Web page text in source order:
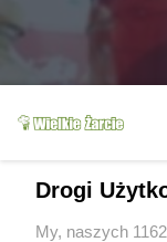
Drogi
My, naszych